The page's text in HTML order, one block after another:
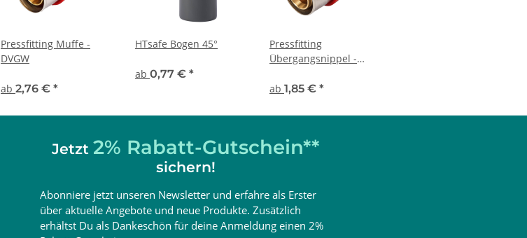
Pressfitting Muffe -
DVGW
ab 2,76 € *
HTsafe Bogen 45°
ab 0,77 € *
Pressfitting
Übergangsnippel -
ab 1,85 € *
Jetzt 2% Rabatt-Gutschein**
sichern!
Abonniere jetzt unseren Newsletter und erfahre als Erster
über aktuelle Angebote und neue Produkte. Zusätzlich
erhältst Du als Dankeschön für deine Anmeldung einen 2%